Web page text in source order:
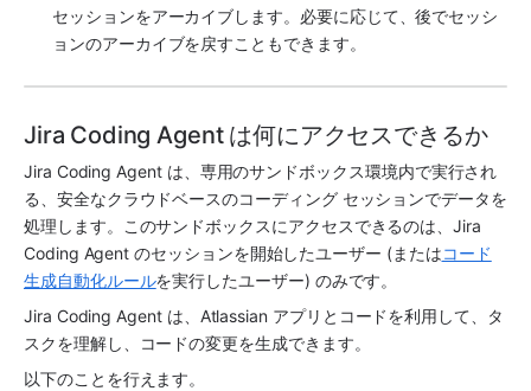
セッションをアーカイブします。必要に応じて、後でセッシ
ョンのアーカイブを戻すこともできます。
Jira Coding Agent は何にアクセスできるか
Jira Coding Agent は、専用のサンドボックス環境内で実行され
る、安全なクラウドベースのコーディング セッションでデータを
処理します。このサンドボックスにアクセスできるのは、Jira
Coding Agent のセッションを開始したユーザー (またはコード
生成自動化ルールを実行したユーザー) のみです。
Jira Coding Agent は、Atlassian アプリとコードを利用して、タ
スクを理解し、コードの変更を生成できます。
以下のことを行えます。